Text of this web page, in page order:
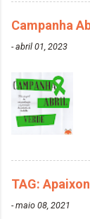
Campanha
-abril 01, 2023
TAG:
-maio 08, 2021